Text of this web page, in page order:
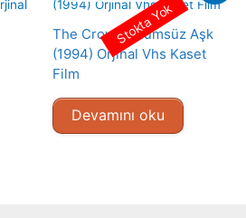
The Crow – Ölümsüz Aşk
(1994) Orjinal Vhs Kaset
Film
Devamını oku
Stokta Yok